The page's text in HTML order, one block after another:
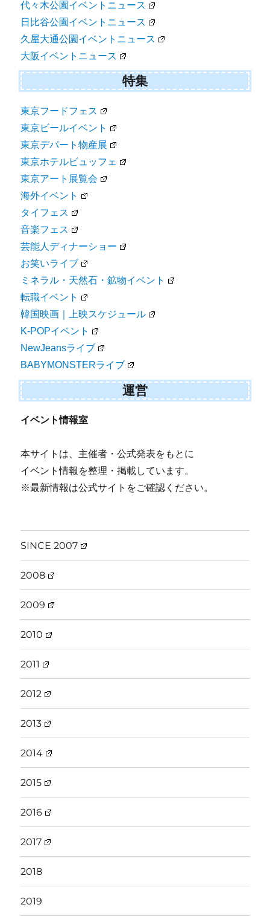
代々木公園イベントニュース
日比谷公園イベントニュース
久屋大通公園イベントニュース
大阪イベントニュース
特集
東京フードフェス
東京ビールイベント
東京デパート物産展
東京ホテルビュッフェ
東京アート展覧会
海外イベント
タイフェス
音楽フェス
芸能人ディナーショー
お笑いライブ
ミネラル・天然石・鉱物イベント
転職イベント
韓国映画｜上映スケジュール
K-POPイベント
NewJeansライブ
BABYMONSTERライブ
運営
イベント情報室
本サイトは、主催者・公式発表をもとに
イベント情報を整理・掲載しています。
※最新情報は公式サイトをご確認ください。
SINCE 2007
2008
2009
2010
2011
2012
2013
2014
2015
2016
2017
2018
2019